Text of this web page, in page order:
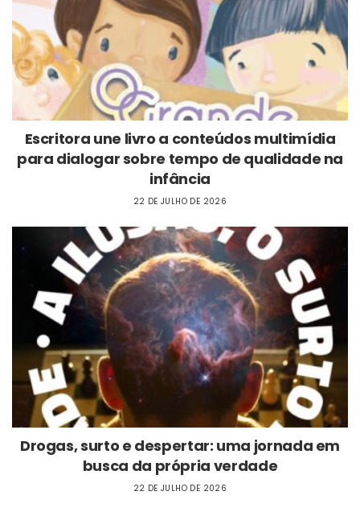
Escritora une livro a conteúdos multimídia
para dialogar sobre tempo de qualidade na
infância
22 DE JULHO DE 2026
Drogas, surto e despertar: uma jornada em
busca da própria verdade
22 DE JULHO DE 2026